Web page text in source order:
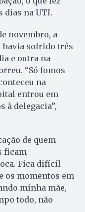
dias na UTI.
novembro, a
sofrido três
e outra na
“Só fomos
na
entrou em
à delegacia”,
de quem
ficam
Fica difícil
os momentos em
minha mãe,
todo, não